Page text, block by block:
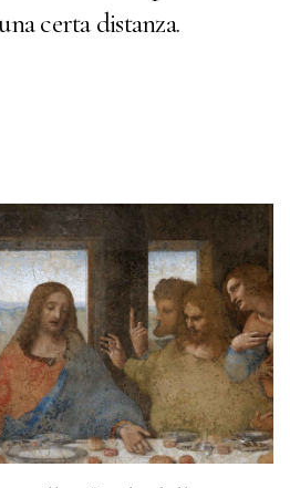
certa distanza.